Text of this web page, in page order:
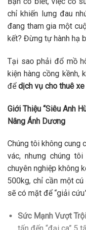
chỉ khiến lưng đau
đang tham gia một
kết? Đừng tự hành hạ
Tại sao phải đổ mồ
kiện hàng cồng kềnh,
đểdịch vụ cho thuê xe
Giới Thiệu “Siêu Anh
Nâng Ánh Dương
Chúng tôi không cung
vác, nhưng chúng
chuyên nghiệp không
500kg, chỉ cần một
sẽ có mặt để “giải
Sức Mạnh Vượt